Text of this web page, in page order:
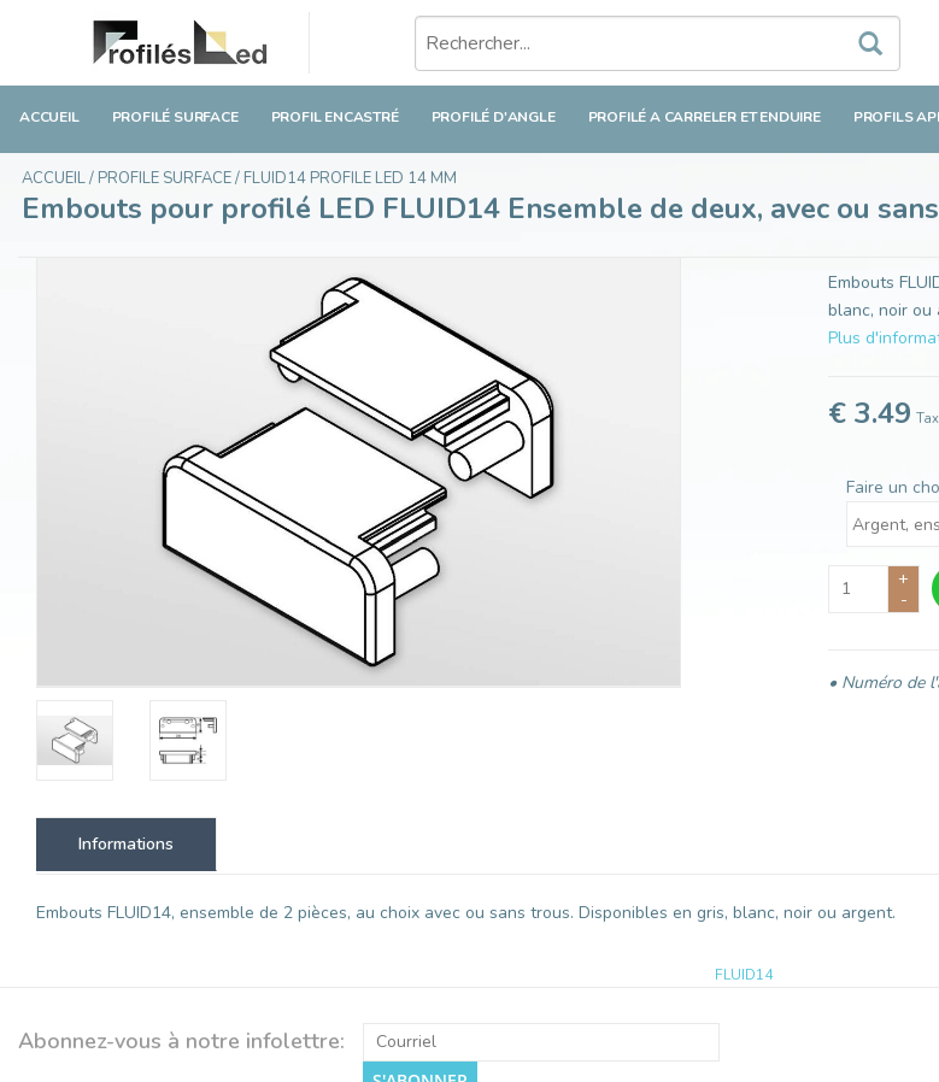
ACCUEIL PROFILÉ SURFACE PROFIL ENCASTRÉ PROFILÉ D'ANGLE PROFILÉ A CARRELER ET ENDUIRE PROFILS
Embouts pour profilé LED FLUID14 Ensemble de deux, avec ou sans trou pour câble
ACCUEIL/ PROFILE SURFACE/ FLUID14 PROFILE LED 14 MM
Embouts pour profilé LED FLUID14 Ensemble de deux, avec ou
Embouts
blanc, noir ou
Plus
€ 3.49
Faire un
+
-
• Numéro de
Informations
Embouts FLUID14, ensemble de 2 pièces, au choix avec ou sans trous. Disponibles en gris, blanc, noir ou argent.
FLUID14
Abonnez-vous à notre infolettre: